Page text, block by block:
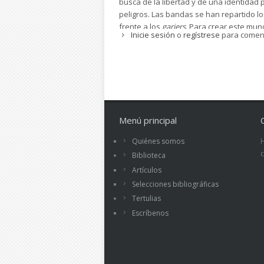
peligros. Las bandas se han repartido
frente a los gariers. Para crear este
tejados de las facultades de la
Inicie sesión o regístrese para
Menú principal
Quiénes somos
Biblioteca
Artículos
Selecciones bibliográficas
Tertulias
Escríbenos